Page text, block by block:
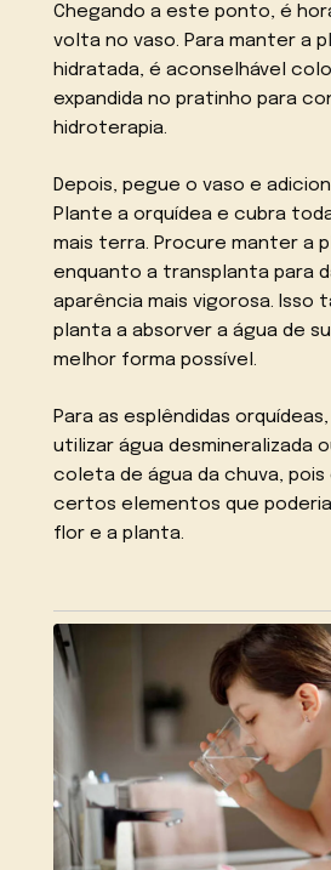
Chegando a este ponto, é
volta no vaso. Para manter a
hidratada, é aconselhável
expandida no pratinho para
hidroterapia.
Depois, pegue o vaso e
Plante a orquídea e cubra
mais terra. Procure manter a
enquanto a transplanta para
aparência mais vigorosa. Isso
planta a absorver a água de
melhor forma possível.
Para as esplêndidas
utilizar água desmineralizada
coleta de água da chuva,
certos elementos que
flor e a planta.